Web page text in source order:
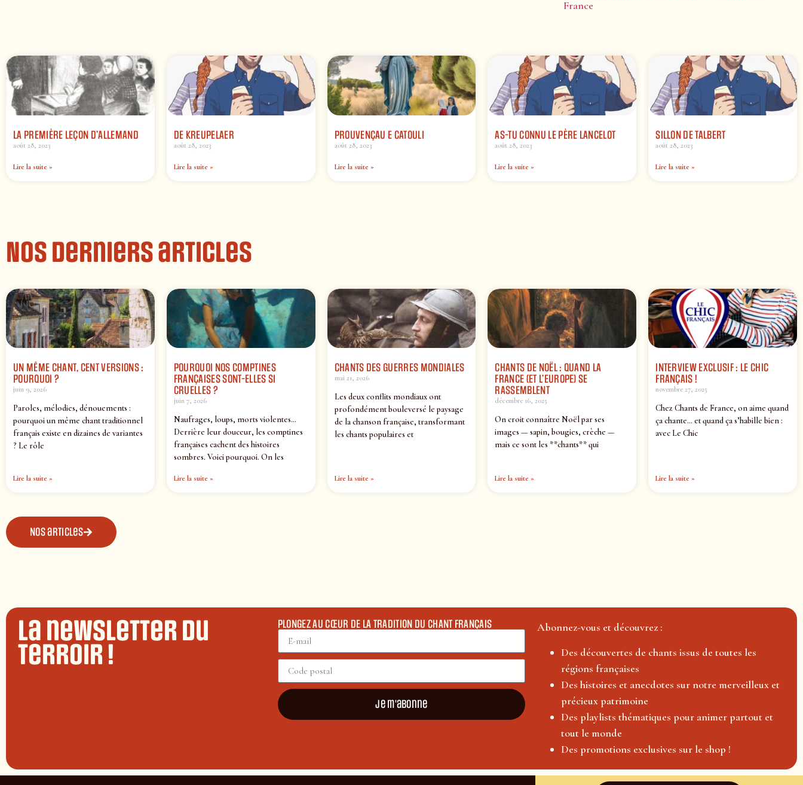
France
LA PREMIÈRE LEÇON D’ALLEMAND
août 28, 2023
Lire la suite »
DE KREUPELAER
août 28, 2023
Lire la suite »
PROUVENÇAU E CATOULI
août 28, 2023
Lire la suite »
AS-TU CONNU LE PÈRE LANCELOT
août 28, 2023
Lire la suite »
SILLON DE TALBERT
août 28, 2023
Lire la suite »
Nos derniers articles
UN MÊME CHANT, CENT VERSIONS :
POURQUOI ?
juin 9, 2026
Paroles, mélodies, dénouements :
pourquoi un même chant traditionnel
français existe en dizaines de variantes
? Le rôle
Lire la suite »
POURQUOI NOS COMPTINES
FRANÇAISES SONT-ELLES SI
CRUELLES ?
juin 7, 2026
Naufrages, loups, morts violentes…
Derrière leur douceur, les comptines
françaises cachent des histoires
sombres. Voici pourquoi. On les
Lire la suite »
CHANTS DES GUERRES MONDIALES
mai 21, 2026
Les deux conflits mondiaux ont
profondément bouleversé le paysage
de la chanson française, transformant
les chants populaires et
Lire la suite »
CHANTS DE NOËL : QUAND LA
FRANCE (ET L’EUROPE) SE
RASSEMBLENT
décembre 16, 2025
On croit connaître Noël par ses
images — sapin, bougies, crèche —
mais ce sont les **chants** qui
Lire la suite »
INTERVIEW EXCLUSIF : LE CHIC
FRANÇAIS !
novembre 27, 2025
Chez Chants de France, on aime quand
ça chante… et quand ça s’habille bien :
avec Le Chic
Lire la suite »
Nos articles
La newsletter du
terroir !
PLONGEZ AU CŒUR DE LA TRADITION DU CHANT FRANÇAIS
Je m'abonne
Abonnez-vous et découvrez :
Des découvertes de chants issus de toutes les
régions françaises
Des histoires et anecdotes sur notre merveilleux et
précieux patrimoine
Des playlists thématiques pour animer partout et
tout le monde
Des promotions exclusives sur le shop !